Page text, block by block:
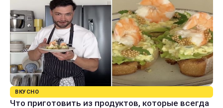
ВКУСНО
Что приготовить из продуктов, которые всегда